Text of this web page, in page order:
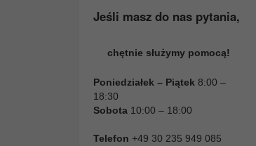
Jeśli masz do nas pytania,
chętnie służymy pomocą!
Poniedziałek – Piątek 8:00 –
18:30
Sobota 10:00 – 18:00
Telefon +49 30 235 949 085